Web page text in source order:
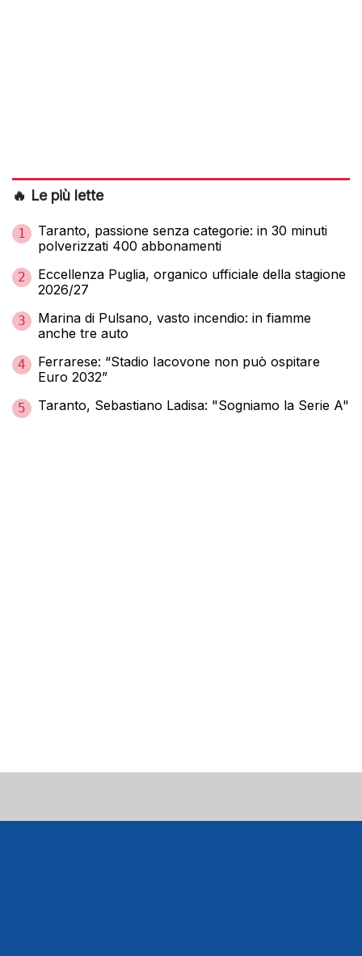
🔥 Le più lette
1
Taranto, passione senza categorie: in 30 minuti
polverizzati 400 abbonamenti
2
Eccellenza Puglia, organico ufficiale della stagione
2026/27
3
Marina di Pulsano, vasto incendio: in fiamme
anche tre auto
4
Ferrarese: “Stadio Iacovone non può ospitare
Euro 2032”
5 Taranto, Sebastiano Ladisa: "Sogniamo la Serie A"